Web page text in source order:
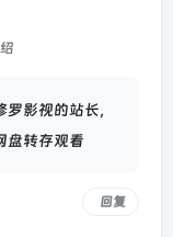
影视的站长，
盘转存观看
回复